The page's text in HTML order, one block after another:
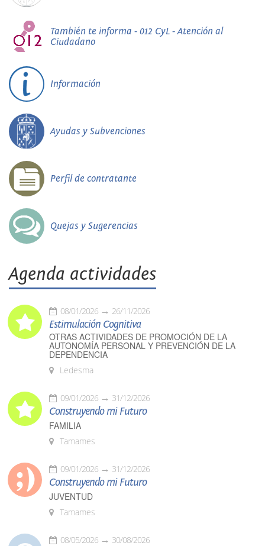
También te informa - 012 CyL - Atención al
Ciudadano
Información
Ayudas y Subvenciones
Perfil de contratante
Quejas y Sugerencias
Agenda actividades
08/01/2026 26/11/2026
Estimulación Cognitiva
OTRAS ACTIVIDADES DE PROMOCIÓN DE LA
AUTONOMÍA PERSONAL Y PREVENCIÓN DE LA
DEPENDENCIA
Ledesma
09/01/2026 31/12/2026
Construyendo mi Futuro
FAMILIA
Tamames
09/01/2026 31/12/2026
Construyendo mi Futuro
JUVENTUD
Tamames
08/05/2026 30/08/2026